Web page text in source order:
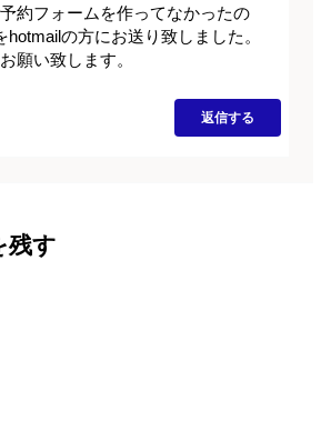
約フォームを作ってなかったの
hotmailの方にお送り致しました。
願い致します。
返信する
残す